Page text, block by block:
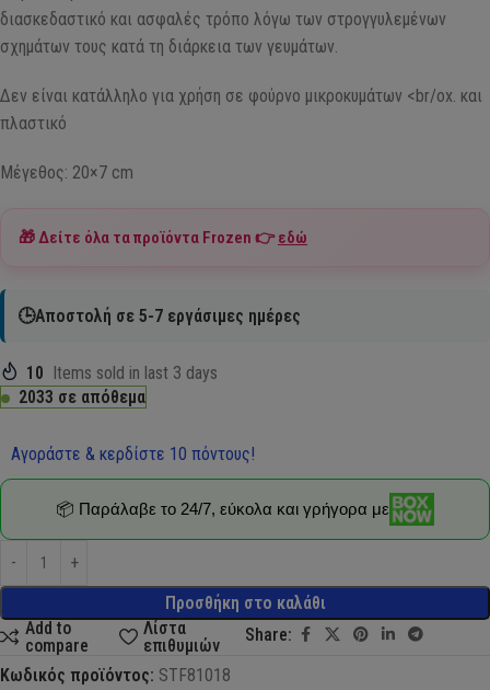
διασκεδαστικό και ασφαλές τρόπο λόγω των στρογγυλεμένων
σχημάτων τους κατά τη διάρκεια των γευμάτων.
Δεν είναι κατάλληλο για χρήση σε φούρνο μικροκυμάτων <br/ox. και
πλαστικό
Μέγεθος: 20×7 cm
🎁 Δείτε όλα τα προϊόντα Frozen 👉εδώ
🕒Αποστολή σε 5-7 εργάσιμες ημέρες
10 Items sold in last 3 days
2033 σε απόθεμα
Αγοράστε & κερδίστε 10 πόντους!
Προσθήκη στο καλάθι
📦 Παράλαβε το 24/7, εύκολα και γρήγορα με
Add to
compare
Λίστα
επιθυμιών
Share:
Κωδικός προϊόντος: STF81018